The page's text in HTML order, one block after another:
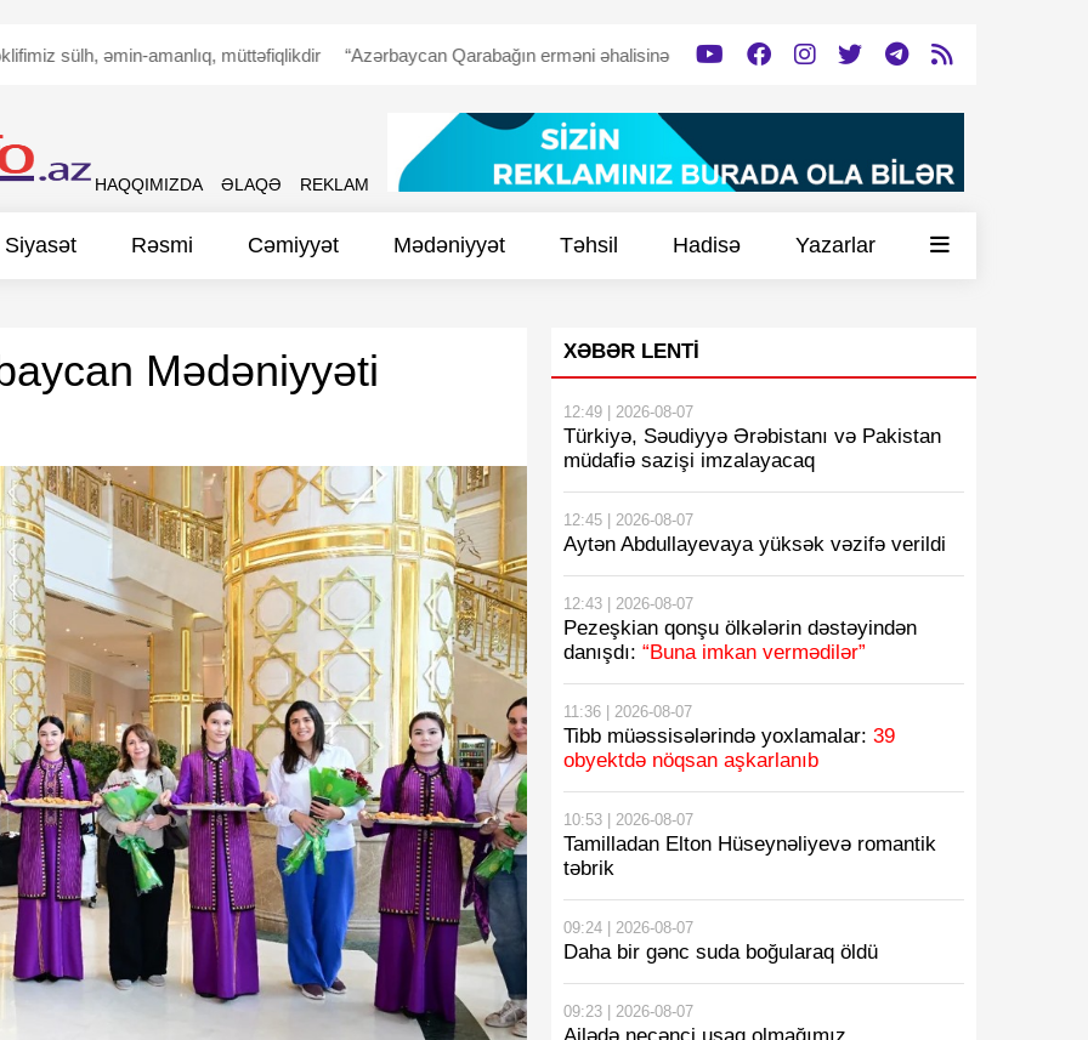
əmin-amanlıq, müttəfiqlikdir “Azərbaycan Qarabağın erməni əhalisinə dəstək verəcək” Tərtərdə tərk edilmiş döyüş mövqeyi -
HAQQIMIZDA ƏLAQƏ REKLAM
Siyasət Rəsmi Cəmiyyət Mədəniyyət Təhsil Hadisə Yazarlar
Mədəniyyəti
XƏBƏR LENTI
12:49 | 2026-08-07
Türkiyə, Səudiyyə Ərəbistanı və Pakistan
müdafiə sazişi imzalayacaq
12:45 | 2026-08-07
Aytən Abdullayevaya yüksək vəzifə verildi
12:43 | 2026-08-07
Pezeşkian qonşu ölkələrin dəstəyindən
danışdı: “Buna imkan vermədilər”
11:36 | 2026-08-07
Tibb müəssisələrində yoxlamalar: 39
obyektdə nöqsan aşkarlanıb
10:53 | 2026-08-07
Tamilladan Elton Hüseynəliyevə romantik
təbrik
09:24 | 2026-08-07
Daha bir gənc suda boğularaq öldü
09:23 | 2026-08-07